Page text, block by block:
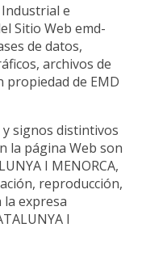
e
Sitio Web emd-
de datos,
archivos de
propiedad de EMD
y signos distintivos
la página Web son
I MENORCA,
reproducción,
expresa
I